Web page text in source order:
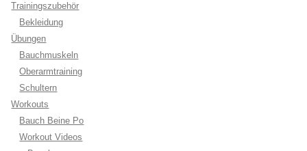
Trainingszubehör
Bekleidung
Übungen
Bauchmuskeln
Oberarmtraining
Schultern
Workouts
Bauch Beine Po
Workout Videos